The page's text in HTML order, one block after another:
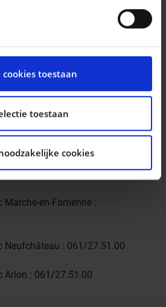
op elk moment wijzigen of
voor social media te
te analyseren. Ook
uw gebruik van onze site met
media, adverteren en
informatie die u aan ze heeft
verzameld op basis van uw
cookies toestaan
toestaan
cookies
vous sur
:
Gembloux : 081/62.53.10
Namur (Naninne) : 081/74.97.20
Dinant : 082/2.30.26
en-Famenne :
Neufchâteau : 061/27.51.00
Arlon : 061/27.51.00